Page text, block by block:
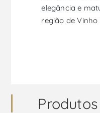
elegância e
região de Vinho